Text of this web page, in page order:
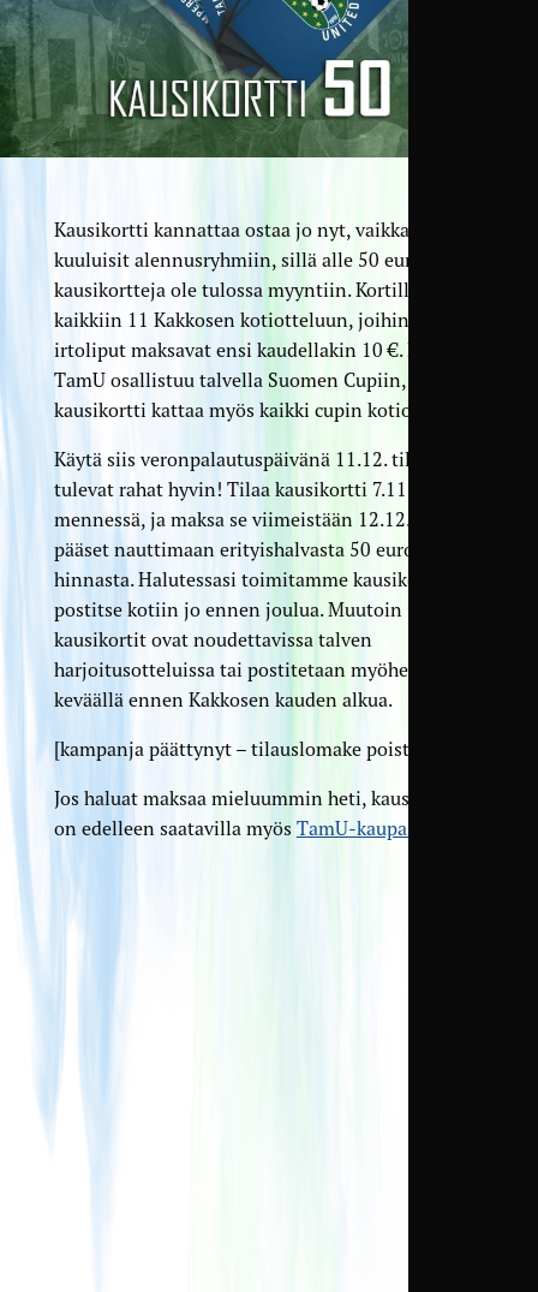
Kausikortti kannattaa ostaa jo nyt, vaikka
kuuluisit alennusryhmiin, sillä alle 50 eurolla ei
kausikortteja ole tulossa myyntiin. Kortilla pääset
kaikkiin 11 Kakkosen kotiotteluun, joihin
irtoliput maksavat ensi kaudellakin 10 €. Lisäksi
TamU osallistuu talvella Suomen Cupiin, ja
kausikortti kattaa myös kaikki cupin kotiottelut.
Käytä siis veronpalautuspäivänä 11.12. tilille
tulevat rahat hyvin! Tilaa kausikortti 7.11.
mennessä, ja maksa se viimeistään 12.12. niin
pääset nauttimaan erityishalvasta 50 euron
hinnasta. Halutessasi toimitamme kausikortin
postitse kotiin jo ennen joulua. Muutoin
kausikortit ovat noudettavissa talven
harjoitusotteluissa tai postitetaan myöhemmin
keväällä ennen Kakkosen kauden alkua.
[kampanja päättynyt – tilauslomake poistettu]
Jos haluat maksaa mieluummin heti, kausikortteja
on edelleen saatavilla myös TamU-kaupasta